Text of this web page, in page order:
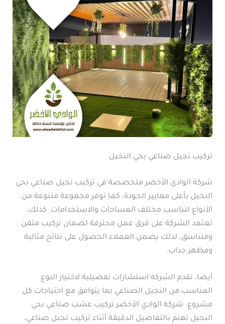
تركيب نجيل صناعي بحي النخيل
شركة الوادي الأخضر متخصصة في تركيب نجيل صناعي بحي
النخيل بأعلى معايير الجودة، كما توفر مجموعة متنوعة من
الأنواع لتناسب مختلف المساحات والاستخدامات. كذلك،
تعتمد الشركة على فرق عمل محترفة لضمان تركيب متقن
ومتناسق، لذلك يضمن العملاء الحصول على نتائج مثالية
ومظهر جذاب.
أيضا، تقدم الشركة استشارات تفصيلية لاختيار النوع
المناسب من النجيل الصناعي بما يتوافق مع احتياجات كل
مشروع. شركة الوادي الأخضر تركيب عشب صناعي بحي
النخيل تهتم بالتفاصيل الدقيقة أثناء تركيب نجيل صناعي،